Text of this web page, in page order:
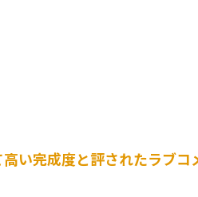
い完成度と評されたラブコ